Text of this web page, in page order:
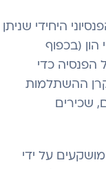
היחידי שניתן
(בכפוף
הפנסיה כדי
ההשתלמות
שכירים
על ידי